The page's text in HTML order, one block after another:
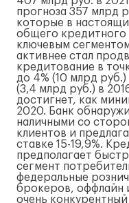
прогноза 357 млрд
которые в
общего кредитного
ключевым
активнее стал
кредитование в
до 4% (10 млрд руб.)
(3,4 млрд руб.) в
достигнет, как
2020. Банк
наличными со
клиентов и
ставке 15-19,9%.
предполагает
сегмент
федеральные
брокеров, оффлайн
очень